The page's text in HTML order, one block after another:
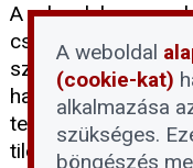
A rekordalacsony
csábítónak találják,
szárazzá vált
határozottan
területekre belépni
tilos. Ahhoz, hogy
A weboldal
(cookie-kat)
alkalmazása
szükséges.
böngészés